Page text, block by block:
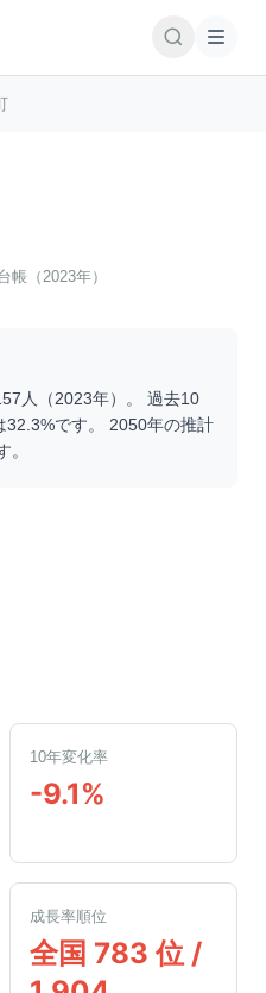
帳（2023年）
人（2023年）。 過去10
32.3%です。 2050年の推計
。
10年変化率
-9.1%
成長率順位
全国 783 位 /